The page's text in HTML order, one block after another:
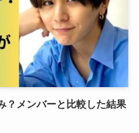
？メンバーと比較した結果